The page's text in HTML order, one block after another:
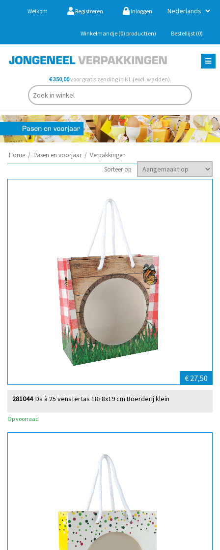
Welkom Registreren Inloggen
Winkelmandje (0) product(en) Bestellijst (0)
€ 350,00voor gratis zending in NL (excl. wadden).
Home / Pasen en voorjaar / Verpakkingen
Sorteer op
€ 27,50
Ds à 25 venstertas 18+8x19 cm Boerderij klein
281044
Op voorraad